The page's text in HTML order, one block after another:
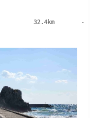
32.4km -